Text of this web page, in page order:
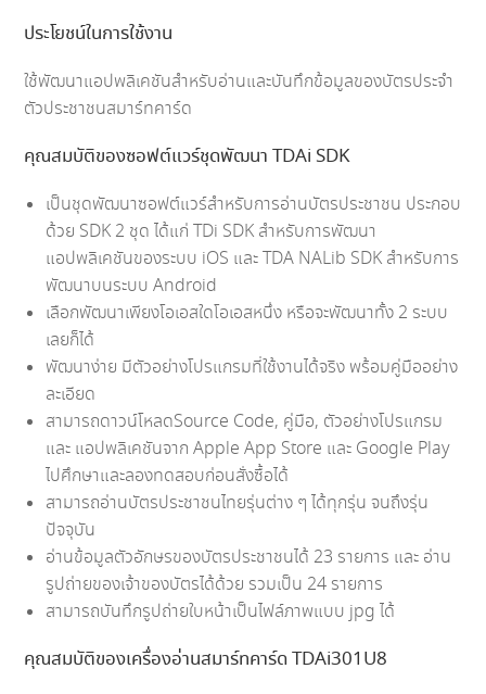
ประโยชน์ในการใช้งาน
ใช้พัฒนาแอปพลิเคชันสำหรับอ่านและบันทึกข้อมูลของบัตรประจำ
ตัวประชาชนสมาร์ทคาร์ด
คุณสมบัติของซอฟต์แวร์ชุดพัฒนา TDAi SDK
เป็นชุดพัฒนาซอฟต์แวร์สำหรับการอ่านบัตรประชาชน ประกอบ
ด้วย SDK 2 ชุด ได้แก่ TDi SDK สำหรับการพัฒนา
แอปพลิเคชันของระบบ iOS และ TDA NALib SDK สำหรับการ
พัฒนาบนระบบ Android
เลือกพัฒนาเพียงโอเอสใดโอเอสหนึ่ง หรือจะพัฒนาทั้ง 2 ระบบ
เลยก็ได้
พัฒนาง่าย มีตัวอย่างโปรแกรมที่ใช้งานได้จริง พร้อมคู่มืออย่าง
ละเอียด
สามารถดาวน์โหลดSource Code, คู่มือ, ตัวอย่างโปรแกรม
และ แอปพลิเคชันจาก Apple App Store และ Google Play
ไปศึกษาและลองทดสอบก่อนสั่งซื้อได้
สามารถอ่านบัตรประชาชนไทยรุ่นต่าง ๆ ได้ทุกรุ่น จนถึงรุ่น
ปัจจุบัน
อ่านข้อมูลตัวอักษรของบัตรประชาชนได้ 23 รายการ และ อ่าน
รูปถ่ายของเจ้าของบัตรได้ด้วย รวมเป็น 24 รายการ
สามารถบันทึกรูปถ่ายใบหน้าเป็นไฟล์ภาพแบบ jpg ได้
คุณสมบัติของเครื่องอ่านสมาร์ทคาร์ด TDAi301U8